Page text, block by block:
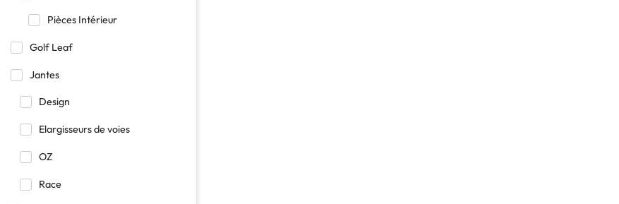
Pièces Intérieur
Golf Leaf
Jantes
Design
Elargisseurs de voies
OZ
Race